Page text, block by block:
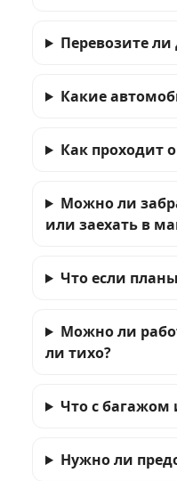
Перевозите
Какие
Как проходит
Можно ли
или заехать в
Что если
Можно ли
ли тихо?
Что с багажом
Нужно ли